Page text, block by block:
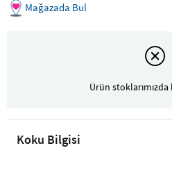
Mağazada Bul
Ürün stoklarımızda
Koku Bilgisi